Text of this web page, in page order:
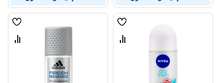
قائمة
قارن
قائمة
قارن